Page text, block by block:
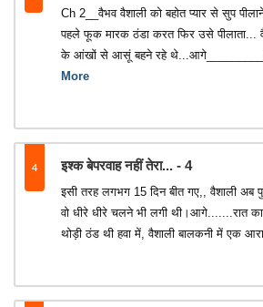
Ch 2__वैभव वैशाली को बहोत प्यार से सुप
पहले फूक मारक ठंडा करत फिर उसे पीलाता...
के आंखों से आसूं बहने रहे
More
4 इश्क बेपरवाह नहीं तेरा... - 4
इसी तरह लगभग 15 दिन बीत गए,, वैशाली अब
वो धीरे धीरे चलने भी लगी थी।आगे.......रात
थोड़ी ठंड थी हवा में, वैशाली बालकनी में एक